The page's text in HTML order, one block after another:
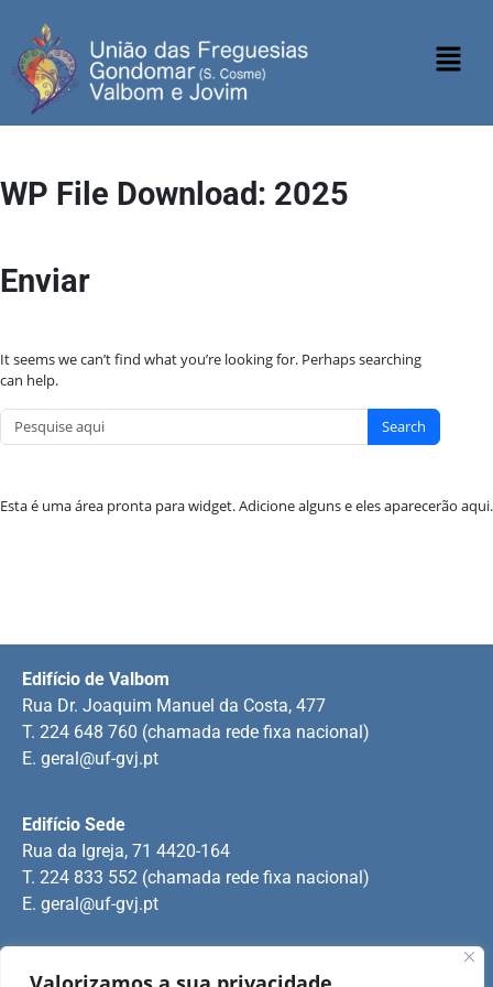
WP File Download: 2025
Enviar
It seems we can’t find what you’re looking for. Perhaps searching
can help.
Search
Esta é uma área pronta para widget. Adicione alguns e eles aparecerão aqui.
Edifício Sede
Rua da Igreja, 71 4420-164
T. 224 833 552 (chamada rede fixa nacional)
E. geral@uf-gvj.pt
Edifício de Valbom
Rua Dr. Joaquim Manuel da Costa, 477
T. 224 648 760 (chamada rede fixa nacional)
E. geral@uf-gvj.pt